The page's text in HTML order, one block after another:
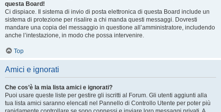
questa Board!
Ci dispiace. Il sistema di invio di posta elettronica di questa Board include un
sistema di protezione per risalire a chi manda questi messaggi. Dovresti
mandare una copia del messaggio in questione all’amministratore, includendo
anche l’intestazione, in modo che possa intervenire.
Top
Amici e ignorati
Che cos’è la mia lista amici e ignorati?
Puoi usare queste liste per gestire gli iscritti al Forum. Gli utenti aggiunti alla
tua lista amici saranno elencati nel Pannello di Controllo Utente per poter più